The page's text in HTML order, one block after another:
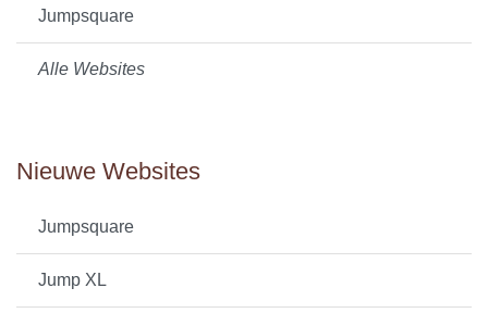
Jumpsquare
Alle Websites
Nieuwe Websites
Jumpsquare
Jump XL